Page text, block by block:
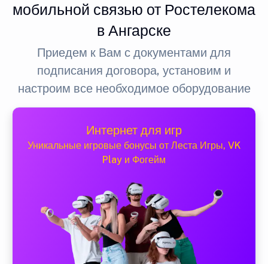
мобильной связью от Ростелекома
в Ангарске
Приедем к Вам с документами для
подписания договора, установим и
настроим все необходимое оборудование
Интернет для игр
Уникальные игровые бонусы от Леста Игры, VK
Play и Фогейм